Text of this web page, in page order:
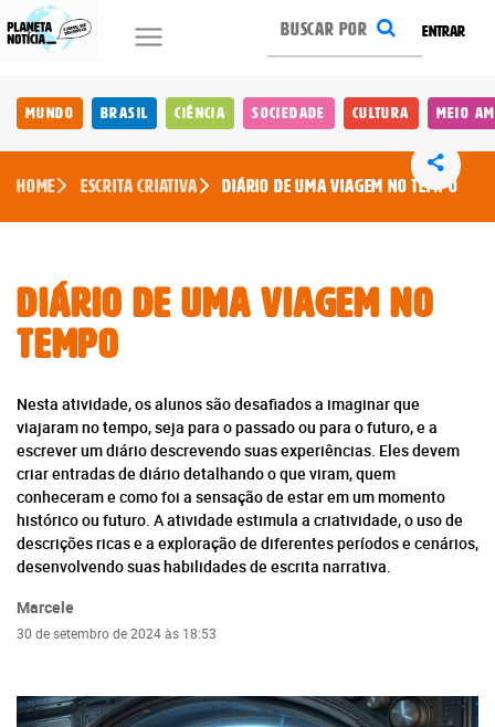
ENTRAR
Mundo Brasil Ciência Sociedade Cultura Meio
Home Escrita Criativa Diário de uma Viagem no Tempo
Diário de uma Viagem no
Tempo
Nesta atividade, os alunos são desafiados a imaginar que
viajaram no tempo, seja para o passado ou para o futuro, e a
escrever um diário descrevendo suas experiências. Eles devem
criar entradas de diário detalhando o que viram, quem
conheceram e como foi a sensação de estar em um momento
histórico ou futuro. A atividade estimula a criatividade, o uso de
descrições ricas e a exploração de diferentes períodos e cenários,
desenvolvendo suas habilidades de escrita narrativa.
Marcele
30 de setembro de 2024 às 18:53